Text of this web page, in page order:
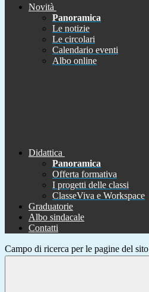
Novità
Panoramica
Le notizie
Le circolari
Calendario eventi
Albo online
Didattica
Panoramica
Offerta formativa
I progetti delle classi
ClasseViva e Workspace
Graduatorie
Albo sindacale
Contatti
Campo di ricerca per le pagine del sito